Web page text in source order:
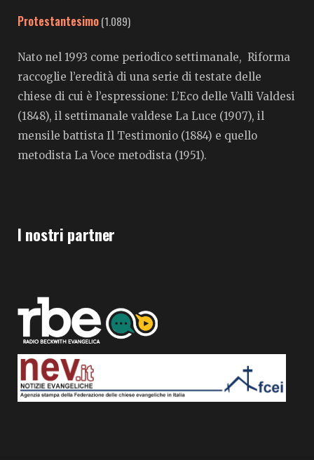
Protestantesimo(1.089)
Nato nel 1993 come periodico settimanale, Riforma
raccoglie l’eredità di una serie di testate delle
chiese di cui è l’espressione: L’Eco delle Valli Valdesi
(1848), il settimanale valdese La Luce (1907), il
mensile battista Il Testimonio (1884) e quello
metodista La Voce metodista (1951).
I nostri partner